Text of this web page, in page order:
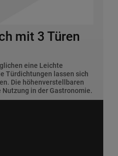
mit 3 Türen
eine Leichte
Türdichtungen lassen sich
Die höhenverstellbaren
in der Gastronomie.